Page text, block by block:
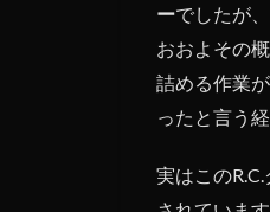
ーでしたが
おおよその
詰める作業
ったと言う
実はこの